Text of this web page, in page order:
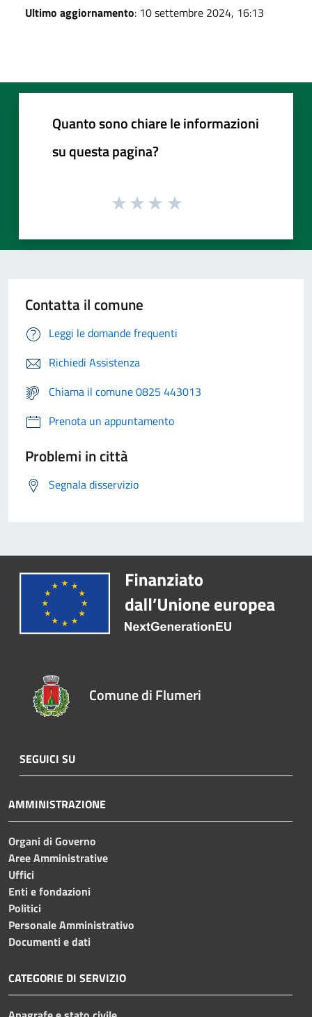
Ultimo aggiornamento: 10 settembre 2024, 16:13
Quanto sono chiare le informazioni
su questa pagina?
Contatta il comune
Leggi le domande frequenti
Richiedi Assistenza
Chiama il comune 0825 443013
Prenota un appuntamento
Problemi in città
Segnala disservizio
Comune di Flumeri
SEGUICI SU
AMMINISTRAZIONE
Organi di Governo
Aree Amministrative
Uffici
Enti e fondazioni
Politici
Personale Amministrativo
Documenti e dati
CATEGORIE DI SERVIZIO